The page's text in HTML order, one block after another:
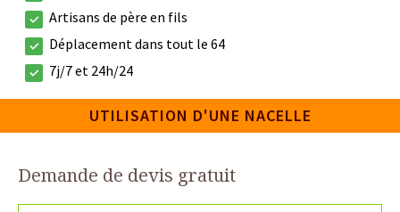
Artisans de père en fils
Déplacement dans tout le 64
7j/7 et 24h/24
UTILISATION D'UNE NACELLE
Demande de devis gratuit